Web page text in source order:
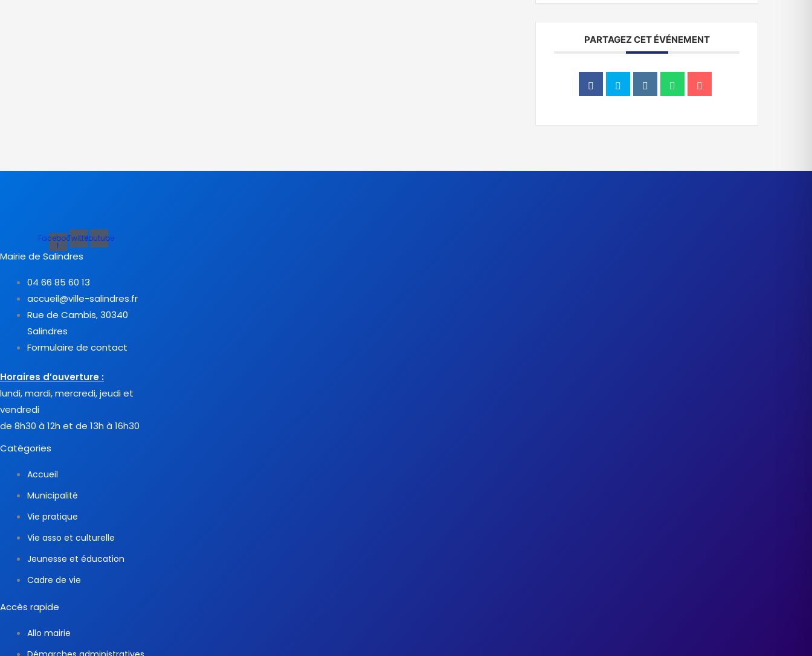
PARTAGEZ CET ÉVÉNEMENT
Facebook-
f
TwitterYoutube
Mairie de Salindres
04 66 85 60 13
accueil@ville-salindres.fr
Rue de Cambis, 30340
Salindres
Formulaire de contact
Horaires d’ouverture :
lundi, mardi, mercredi, jeudi et
vendredi
de 8h30 à 12h et de 13h à 16h30
Catégories
Accueil
Municipalité
Vie pratique
Vie asso et culturelle
Jeunesse et éducation
Cadre de vie
Accès rapide
Allo mairie